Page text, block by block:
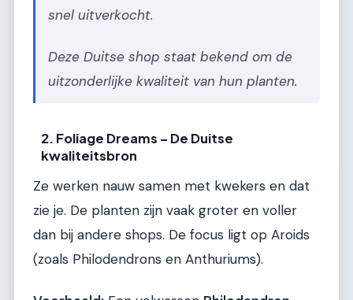
snel uitverkocht.
Deze Duitse shop staat bekend om de
uitzonderlijke kwaliteit van hun planten.
2. Foliage Dreams – De Duitse
kwaliteitsbron
Ze werken nauw samen met kwekers en dat
zie je. De planten zijn vaak groter en voller
dan bij andere shops. De focus ligt op Aroids
(zoals Philodendrons en Anthuriums).